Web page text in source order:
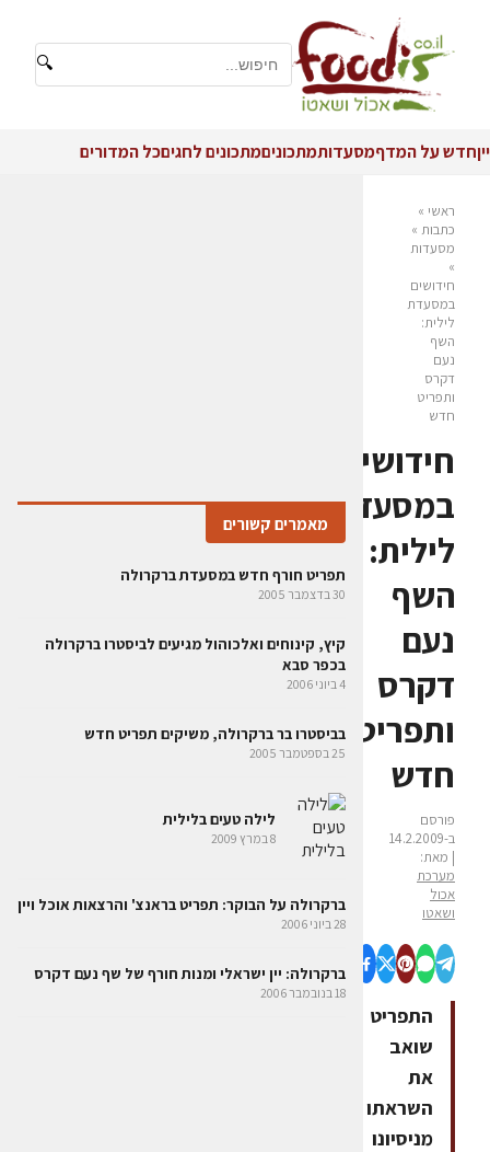
🔍
ייןחדש על המדףמסעדותמתכוניםמתכונים לחגיםכל המדורים
ראשי »
כתבות »
מסעדות
»
חידושים
במסעדת
לילית:
השף
נעם
דקרס
ותפריט
חדש
חידושים
במסעדת
לילית:
השף
נעם
דקרס
ותפריט
חדש
פורסם
ב-14.2.2009
| מאת:
מערכת
אכול
ושאטו
התפריט
שואב
את
השראתו
מניסיונו
מאמרים קשורים
תפריט חורף חדש במסעדת ברקרולה
30 בדצמבר 2005
קיץ, קינוחים ואלכוהול מגיעים לביסטרו ברקרולה
בכפר סבא
4 ביוני 2006
בביסטרו בר ברקרולה, משיקים תפריט חדש
25 בספטמבר 2005
לילה טעים בלילית
8 במרץ 2009
ברקרולה על הבוקר: תפריט בראנצ' והרצאות אוכל ויין
28 ביוני 2006
ברקרולה: יין ישראלי ומנות חורף של שף נעם דקרס
18 בנובמבר 2006